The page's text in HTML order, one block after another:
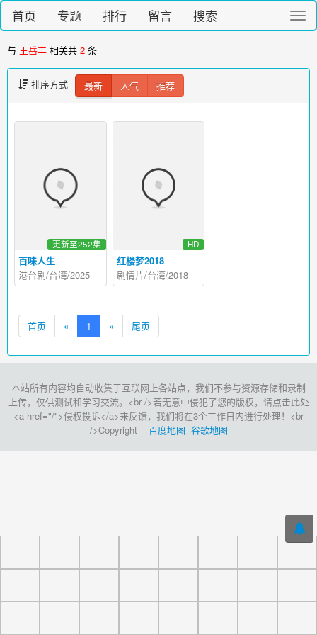
切
换
首页 专题 排行 留言 搜索
与 王岳丰 相关共 2 条
排序方式 最新 人气 推荐
百味人生
更新至252集
港台剧/台湾/2025
红楼梦2018
HD
剧情片/台湾/2018
首页 « 1 » 尾页
本站所有内容均自动收集于互联网上各站点，我们不参与资源存储和录制
上传，仅供测试和学习交流。<br />若无意中侵犯了您的版权，请点击此处
<a href="/">侵权投诉</a>来反馈，我们将在3个工作日内进行处理！<br
/>Copyright 百度地图 谷歌地图